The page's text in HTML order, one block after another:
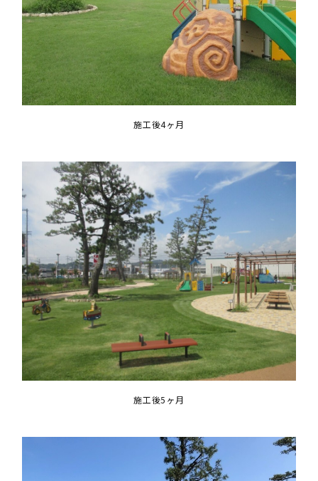
施工後4ヶ月
施工後5ヶ月